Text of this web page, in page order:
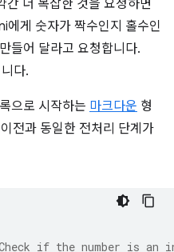
더 복잡한 것을 요청하면
에게 숫자가 짝수인지 홀수인
들어 달라고 요청합니다.
다.
으로 시작하는 마크다운 형
전과 동일한 전처리 단계가
if the number is an